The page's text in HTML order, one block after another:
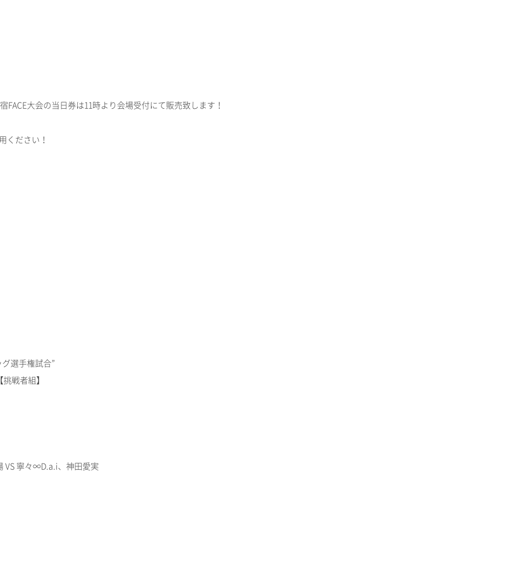
FACE大会の当日券は11時より会場受付にて販売致します！
ください！
選手権試合”
戦者組】
VS 寧々∞D.a.i、神田愛実